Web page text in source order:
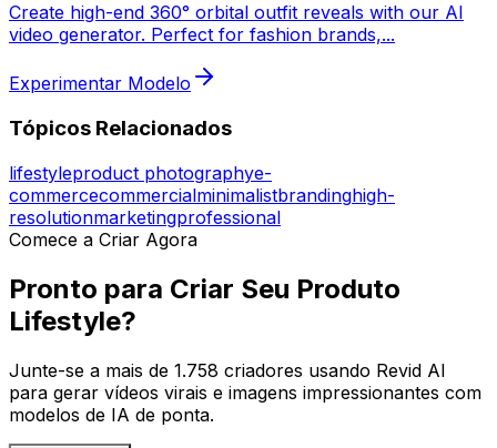
Create high-end 360° orbital outfit reveals with our AI
video generator. Perfect for fashion brands,...
Experimentar Modelo
Tópicos Relacionados
lifestyleproduct photographye-
commercecommercialminimalistbrandinghigh-
resolutionmarketingprofessional
Comece a Criar Agora
Pronto para Criar Seu Produto
Lifestyle?
Junte-se a mais de 1.758 criadores usando Revid AI
para gerar vídeos virais e imagens impressionantes com
modelos de IA de ponta.